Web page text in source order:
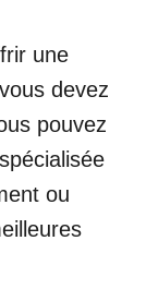
une
devez
pouvez
ou